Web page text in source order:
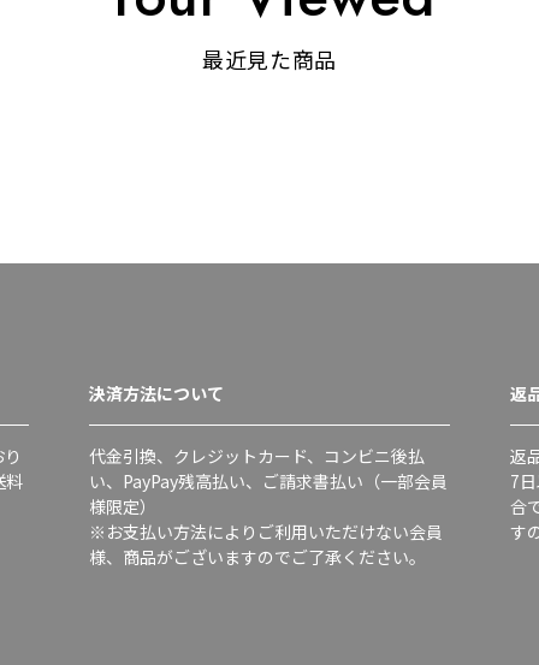
最近見た商品
料
決済方法について
代金引換、クレジットカード、コンビニ後払
い、PayPay残高払い、ご請求書払い（一部会員
様限定）
※お支払い方法によりご利用いただけない会員
様、商品がございますのでご了承ください。
返
返
7
合
す